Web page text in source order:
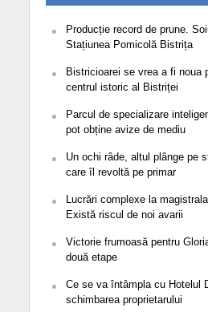
Producție record de prune.
Stațiunea Pomicolă Bistrița
Bistricioarei se vrea a fi noua
centrul istoric al Bistriței
Parcul de specializare
pot obține avize de mediu
Un ochi râde, altul plânge pe
care îl revoltă pe primar
Lucrări complexe la
Există riscul de noi avarii
Victorie frumoasă pentru
două etape
Ce se va întâmpla cu Hotelul
schimbarea proprietarului